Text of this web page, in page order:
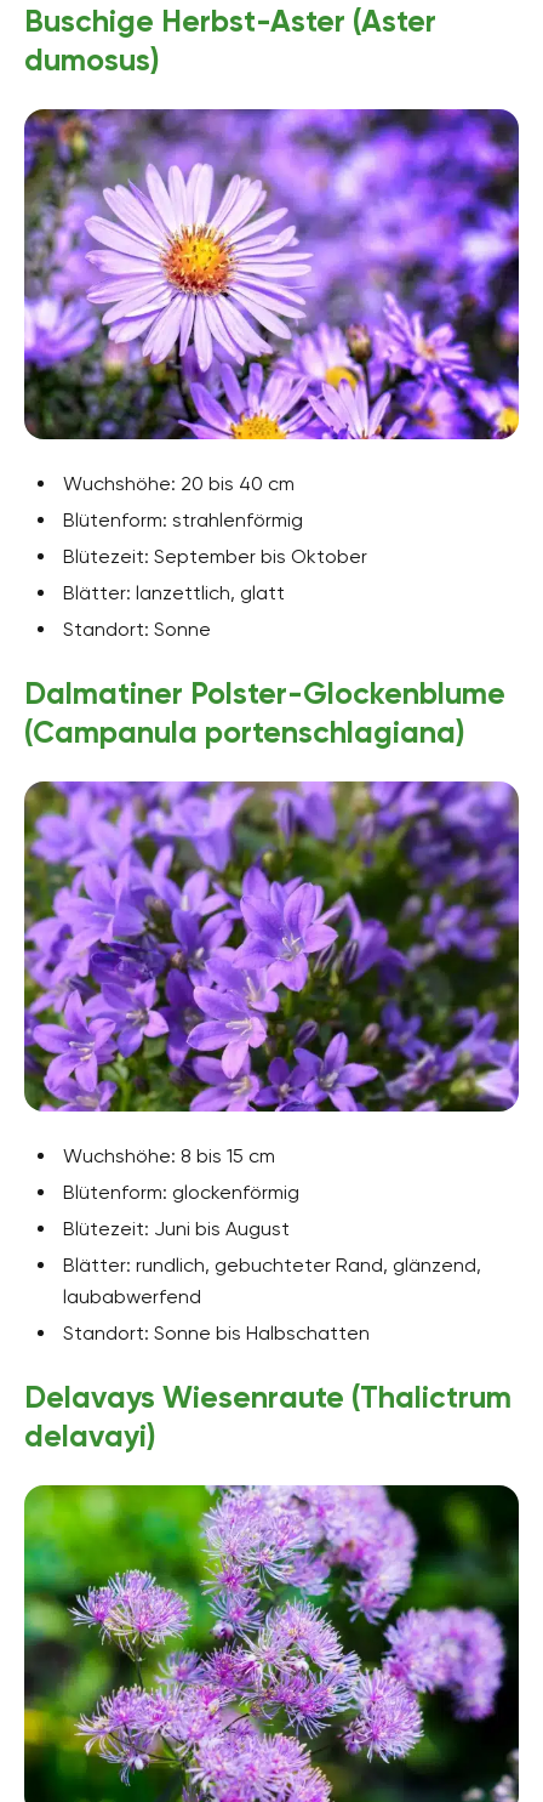
Buschige Herbst-Aster (Aster
dumosus)
Wuchshöhe: 20 bis 40 cm
Blütenform: strahlenförmig
Blütezeit: September bis Oktober
Blätter: lanzettlich, glatt
Standort: Sonne
Dalmatiner Polster-Glockenblume
(Campanula portenschlagiana)
Wuchshöhe: 8 bis 15 cm
Blütenform: glockenförmig
Blütezeit: Juni bis August
Blätter: rundlich, gebuchteter Rand, glänzend,
laubabwerfend
Standort: Sonne bis Halbschatten
Delavays Wiesenraute (Thalictrum
delavayi)